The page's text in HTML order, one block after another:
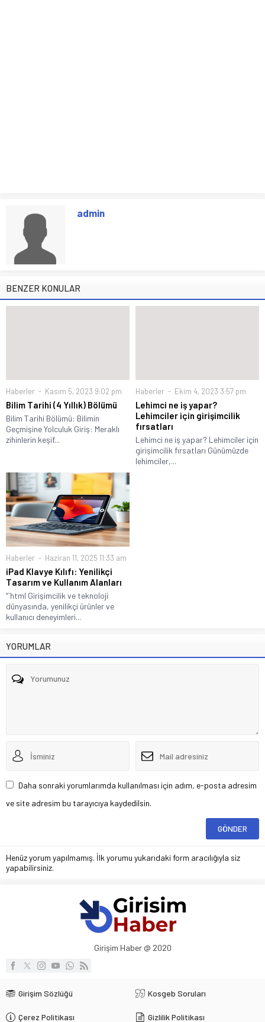
admin
BENZER KONULAR
Haberler Kasım 5, 2023 9:02 pm
Bilim Tarihi (4 Yıllık) Bölümü
Bilim Tarihi Bölümü: Bilimin
Geçmişine Yolculuk Giriş: Meraklı
zihinlerin keşif...
Haberler Ekim 4, 2023 3:57 pm
Lehimci ne iş yapar?
Lehimciler için girişimcilik
fırsatları
Lehimci ne iş yapar? Lehimciler için
girişimcilik fırsatları Günümüzde
lehimciler,...
Haberler Haziran 11, 2025 11:33 am
iPad Klavye Kılıfı: Yenilikçi
Tasarım ve Kullanım Alanları
“`html Girişimcilik ve teknoloji
dünyasında, yenilikçi ürünler ve
kullanıcı deneyimleri...
YORUMLAR
Daha sonraki yorumlarımda kullanılması için adım, e-posta adresim
ve site adresim bu tarayıcıya kaydedilsin.
Henüz yorum yapılmamış. İlk yorumu yukarıdaki form aracılığıyla siz
yapabilirsiniz.
Girişim Haber @ 2020
Girişim Sözlüğü Kosgeb Soruları
Çerez Politikası Gizlilik Politikası